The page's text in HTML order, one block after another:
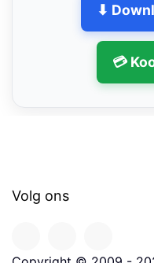
⬇
💳
Volg ons